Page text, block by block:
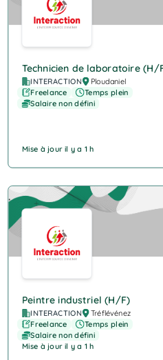
Technicien de laboratoire (H/
INTERACTION
Ploudaniel
Freelance
Temps plein
Salaire non défini
Mise à jour il y a 1 h
Company Logo
Peintre industriel (H/F)
INTERACTION
Tréflévénez
Freelance
Temps plein
Salaire non défini
Mise à jour il y a 1 h